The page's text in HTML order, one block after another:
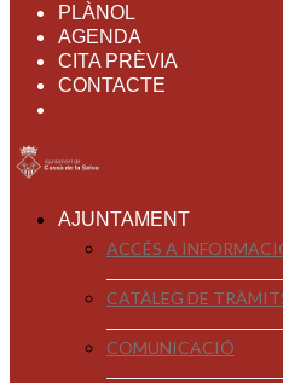
PLÀNOL
AGENDA
CITA PRÈVIA
CONTACTE
AJUNTAMENT
ACCÉS A
CATÀLEG DE
COMUNICACIÓ